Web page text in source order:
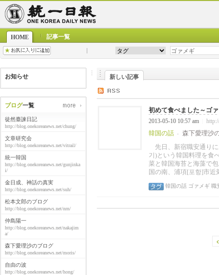
HOME 記事一覧
お知らせ
ブログ一覧
徒然臺諫日記
http://blog.onekoreanews.net/chung/
文章研究会
http://blog.onekoreanews.net/vitrail/
統一韓国
http://blog.onekoreanews.net/gunjinka
i/
金日成、神話の真実
http://blog.onekoreanews.net/suh/
松本文郎のブログ
http://blog.onekoreanews.net/nrn/
仲島陽一
http://blog.onekoreanews.net/nakajim
a/
森下愛理沙のブログ
http://blog.onekoreanews.net/moris/
自由の波
http://blog.onekoreanews.net/hong/
新しい記事
初めて食べました～ゴ
2013-05-10 10:57 am
韓国の話 -
森下愛理沙
先日、新宿職安通り
기)という韓国料理を食
菜と韓国海苔と海藻で
国の南、浦項[포항]市近
韓国の話 ゴァメギ 職